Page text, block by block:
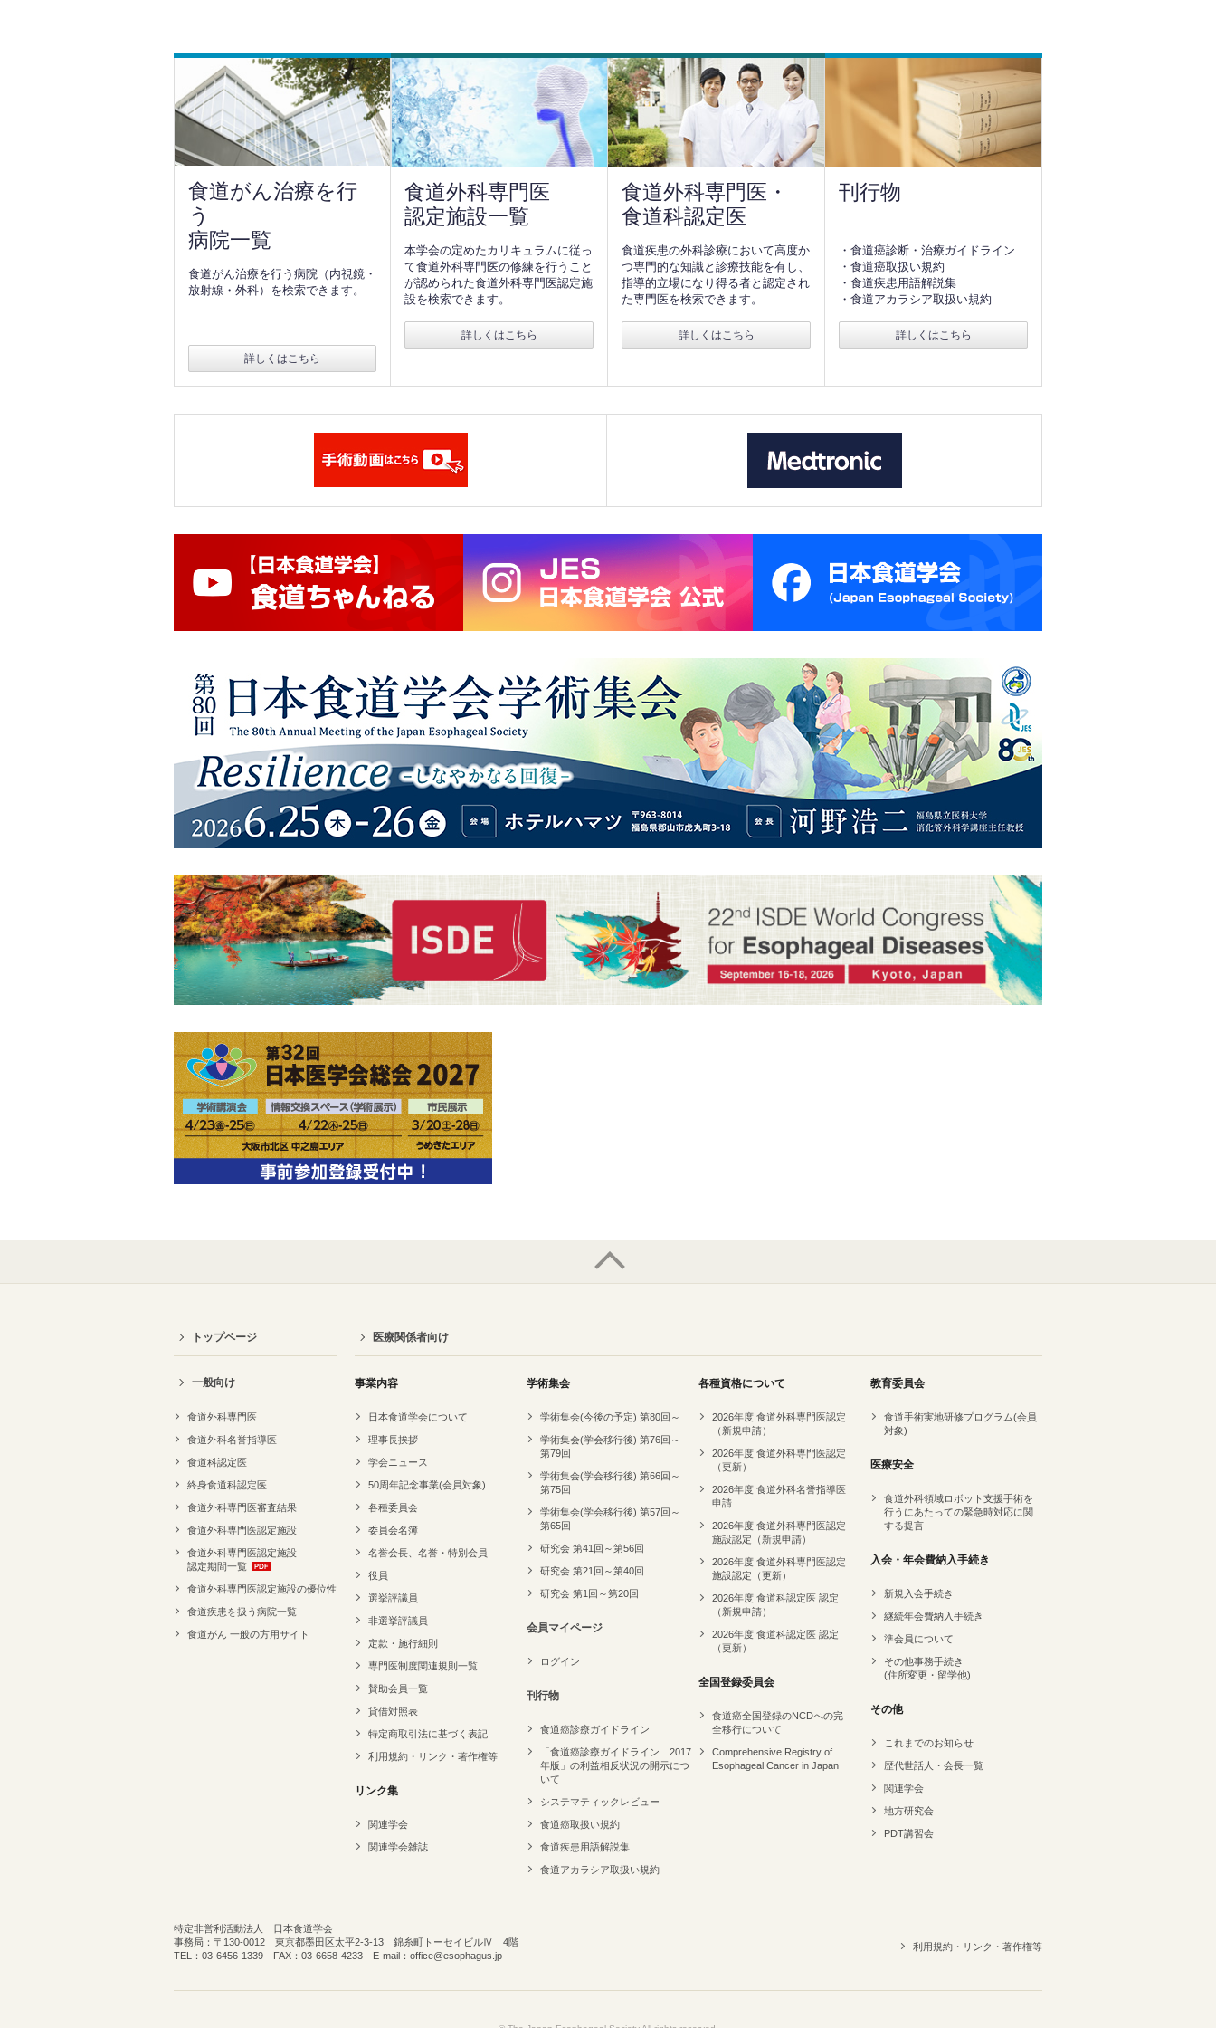
食道がん治療を行
う
病院一覧
食道がん治療を行う病院（内視鏡・
放射線・外科）を検索できます。
詳しくはこちら
食道外科専門医
認定施設一覧
本学会の定めたカリキュラムに従っ
て食道外科専門医の修練を行うこと
が認められた食道外科専門医認定施
設を検索できます。
詳しくはこちら
食道外科専門医・
食道科認定医
食道疾患の外科診療において高度か
つ専門的な知識と診療技能を有し、
指導的立場になり得る者と認定され
た専門医を検索できます。
詳しくはこちら
刊行物
・食道癌診断・治療ガイドライン
・食道癌取扱い規約
・食道疾患用語解説集
・食道アカラシア取扱い規約
詳しくはこちら
トップページ
一般向け
食道外科専門医
食道外科名誉指導医
食道科認定医
終身食道科認定医
食道外科専門医審査結果
食道外科専門医認定施設
食道外科専門医認定施設
認定期間一覧
食道外科専門医認定施設の優位性
食道疾患を扱う病院一覧
食道がん 一般の方用サイト
医療関係者向け
事業内容
日本食道学会について
理事長挨拶
学会ニュース
50周年記念事業(会員対象)
各種委員会
委員会名簿
名誉会長、名誉・特別会員
役員
選挙評議員
非選挙評議員
定款・施行細則
専門医制度関連規則一覧
賛助会員一覧
貸借対照表
特定商取引法に基づく表記
利用規約・リンク・著作権等
リンク集
関連学会
関連学会雑誌
学術集会
学術集会(今後の予定) 第80回～
学術集会(学会移行後) 第76回～
第79回
学術集会(学会移行後) 第66回～
第75回
学術集会(学会移行後) 第57回～
第65回
研究会 第41回～第56回
研究会 第21回～第40回
研究会 第1回～第20回
会員マイページ
ログイン
刊行物
食道癌診療ガイドライン
「食道癌診療ガイドライン 2017
年版」の利益相反状況の開示につ
いて
システマティックレビュー
食道癌取扱い規約
食道疾患用語解説集
食道アカラシア取扱い規約
各種資格について
2026年度 食道外科専門医認定
（新規申請）
2026年度 食道外科専門医認定
（更新）
2026年度 食道外科名誉指導医
申請
2026年度 食道外科専門医認定
施設認定（新規申請）
2026年度 食道外科専門医認定
施設認定（更新）
2026年度 食道科認定医 認定
（新規申請）
2026年度 食道科認定医 認定
（更新）
全国登録委員会
食道癌全国登録のNCDへの完
全移行について
Comprehensive Registry of
Esophageal Cancer in Japan
教育委員会
食道手術実地研修プログラム(会員
対象)
医療安全
食道外科領域ロボット支援手術を
行うにあたっての緊急時対応に関
する提言
入会・年会費納入手続き
新規入会手続き
継続年会費納入手続き
準会員について
その他事務手続き
(住所変更・留学他)
その他
これまでのお知らせ
歴代世話人・会長一覧
関連学会
地方研究会
PDT講習会
特定非営利活動法人 日本食道学会
事務局：〒130-0012 東京都墨田区太平2-3-13 錦糸町トーセイビルⅣ 4階
TEL：03-6456-1339 FAX：03-6658-4233 E-mail：office@esophagus.jp
利用規約・リンク・著作権等